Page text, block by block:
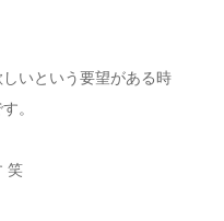
いという要望がある時
。
笑